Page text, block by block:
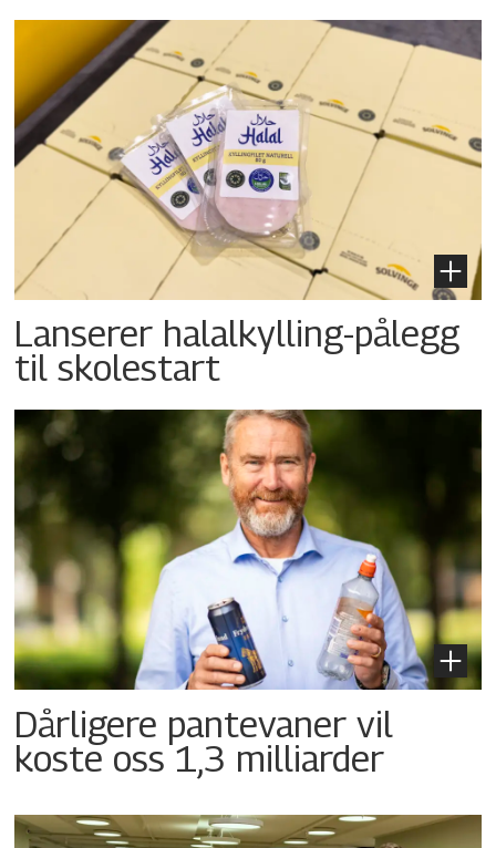
Lanserer halalkylling-­pålegg
til skolestart
Dårligere pantevaner vil
koste oss 1,3 milliarder